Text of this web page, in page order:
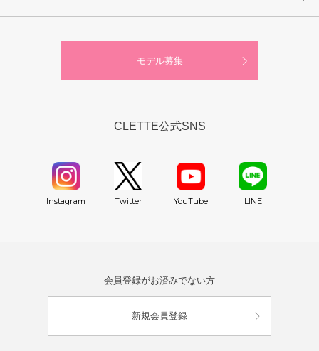
モデル募集
CLETTE公式SNS
Instagram Twitter YouTube LINE
会員登録がお済みでない方
新規会員登録